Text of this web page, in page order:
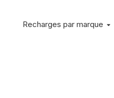
Recharges par marque